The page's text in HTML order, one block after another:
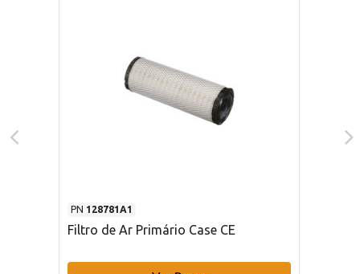
PN 128781A1
Filtro de Ar Primário Case CE